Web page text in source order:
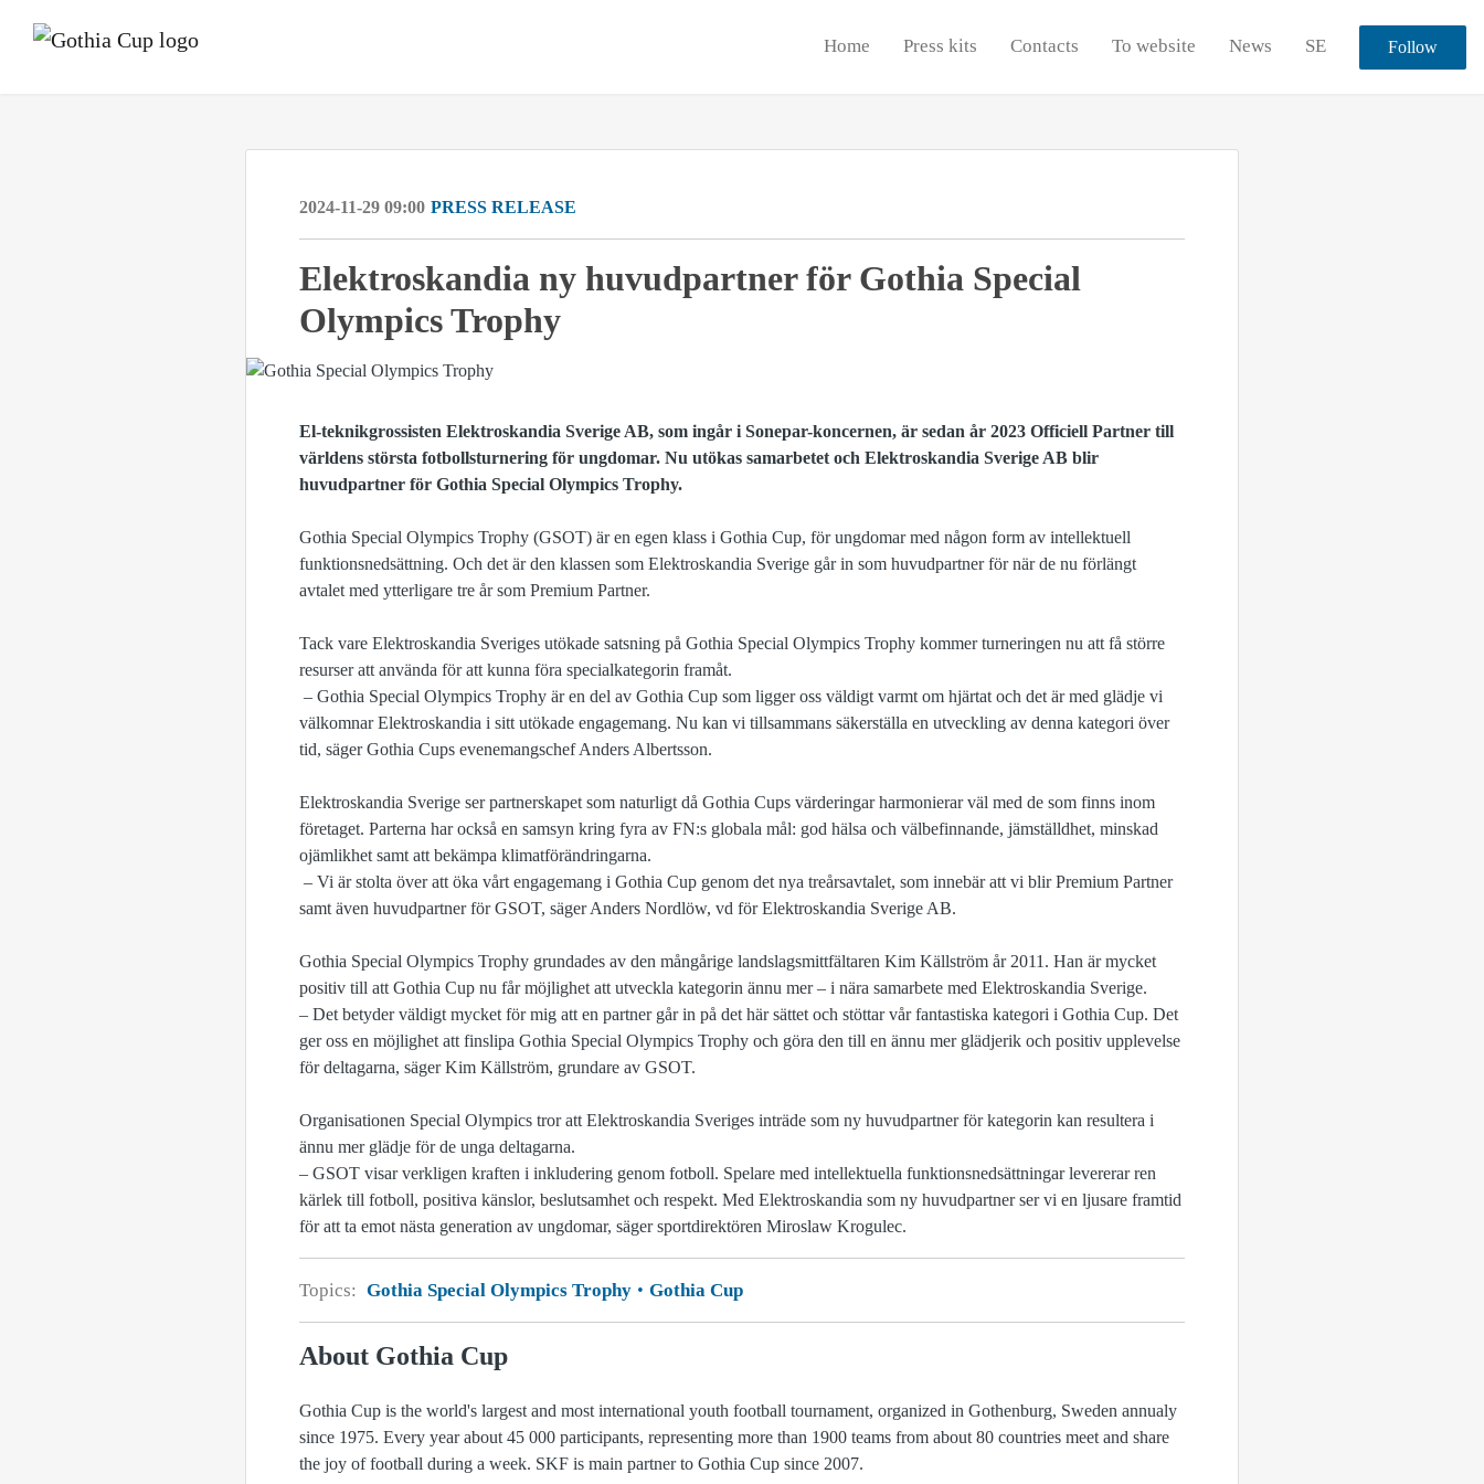
Home Press kits Contacts To website News SE Follow
2024-11-29 09:00 PRESS RELEASE
Elektroskandia ny huvudpartner för Gothia Special
Olympics Trophy
El-teknikgrossisten Elektroskandia Sverige AB, som ingår i Sonepar-koncernen, är sedan år 2023 Officiell Partner till
världens största fotbollsturnering för ungdomar. Nu utökas samarbetet och Elektroskandia Sverige AB blir
huvudpartner för Gothia Special Olympics Trophy.
Gothia Special Olympics Trophy (GSOT) är en egen klass i Gothia Cup, för ungdomar med någon form av intellektuell
funktionsnedsättning. Och det är den klassen som Elektroskandia Sverige går in som huvudpartner för när de nu förlängt
avtalet med ytterligare tre år som Premium Partner.
Tack vare Elektroskandia Sveriges utökade satsning på Gothia Special Olympics Trophy kommer turneringen nu att få större
resurser att använda för att kunna föra specialkategorin framåt.
– Gothia Special Olympics Trophy är en del av Gothia Cup som ligger oss väldigt varmt om hjärtat och det är med glädje vi
välkomnar Elektroskandia i sitt utökade engagemang. Nu kan vi tillsammans säkerställa en utveckling av denna kategori över
tid, säger Gothia Cups evenemangschef Anders Albertsson.
Elektroskandia Sverige ser partnerskapet som naturligt då Gothia Cups värderingar harmonierar väl med de som finns inom
företaget. Parterna har också en samsyn kring fyra av FN:s globala mål: god hälsa och välbefinnande, jämställdhet, minskad
ojämlikhet samt att bekämpa klimatförändringarna.
– Vi är stolta över att öka vårt engagemang i Gothia Cup genom det nya treårsavtalet, som innebär att vi blir Premium Partner
samt även huvudpartner för GSOT, säger Anders Nordlöw, vd för Elektroskandia Sverige AB.
Gothia Special Olympics Trophy grundades av den mångårige landslagsmittfältaren Kim Källström år 2011. Han är mycket
positiv till att Gothia Cup nu får möjlighet att utveckla kategorin ännu mer – i nära samarbete med Elektroskandia Sverige.
– Det betyder väldigt mycket för mig att en partner går in på det här sättet och stöttar vår fantastiska kategori i Gothia Cup. Det
ger oss en möjlighet att finslipa Gothia Special Olympics Trophy och göra den till en ännu mer glädjerik och positiv upplevelse
för deltagarna, säger Kim Källström, grundare av GSOT.
Organisationen Special Olympics tror att Elektroskandia Sveriges inträde som ny huvudpartner för kategorin kan resultera i
ännu mer glädje för de unga deltagarna.
– GSOT visar verkligen kraften i inkludering genom fotboll. Spelare med intellektuella funktionsnedsättningar levererar ren
kärlek till fotboll, positiva känslor, beslutsamhet och respekt. Med Elektroskandia som ny huvudpartner ser vi en ljusare framtid
för att ta emot nästa generation av ungdomar, säger sportdirektören Miroslaw Krogulec.
Topics: Gothia Special Olympics Trophy Gothia Cup
About Gothia Cup
Gothia Cup is the world's largest and most international youth football tournament, organized in Gothenburg, Sweden annualy
since 1975. Every year about 45 000 participants, representing more than 1900 teams from about 80 countries meet and share
the joy of football during a week. SKF is main partner to Gothia Cup since 2007.